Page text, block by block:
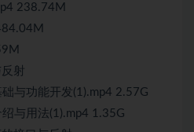
238.74M
射
与功能开发(1).mp4 2.57G
与用法(1).mp4 1.35G